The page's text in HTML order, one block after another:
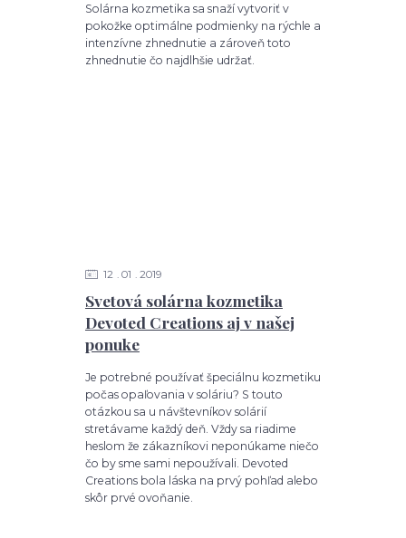
Solárna kozmetika sa snaží vytvoriť v
pokožke optimálne podmienky na rýchle a
intenzívne zhnednutie a zároveň toto
zhnednutie čo najdlhšie udržať.
Svetová solárna kozmetika
Devoted Creations aj v našej
ponuke
12 01 2019
Je potrebné používať špeciálnu kozmetiku
počas opaľovania v soláriu? S touto
otázkou sa u návštevníkov solárií
stretávame každý deň. Vždy sa riadime
heslom že zákazníkovi neponúkame niečo
čo by sme sami nepoužívali. Devoted
Creations bola láska na prvý pohľad alebo
skôr prvé ovoňanie.